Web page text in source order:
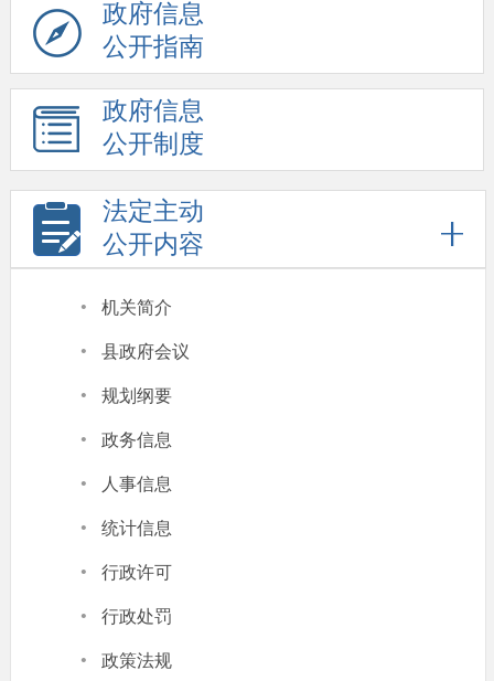
政府信息
公开指南
政府信息
公开制度
法定主动
公开内容
· 机关简介
· 县政府会议
· 规划纲要
· 政务信息
· 人事信息
· 统计信息
· 行政许可
· 行政处罚
· 政策法规